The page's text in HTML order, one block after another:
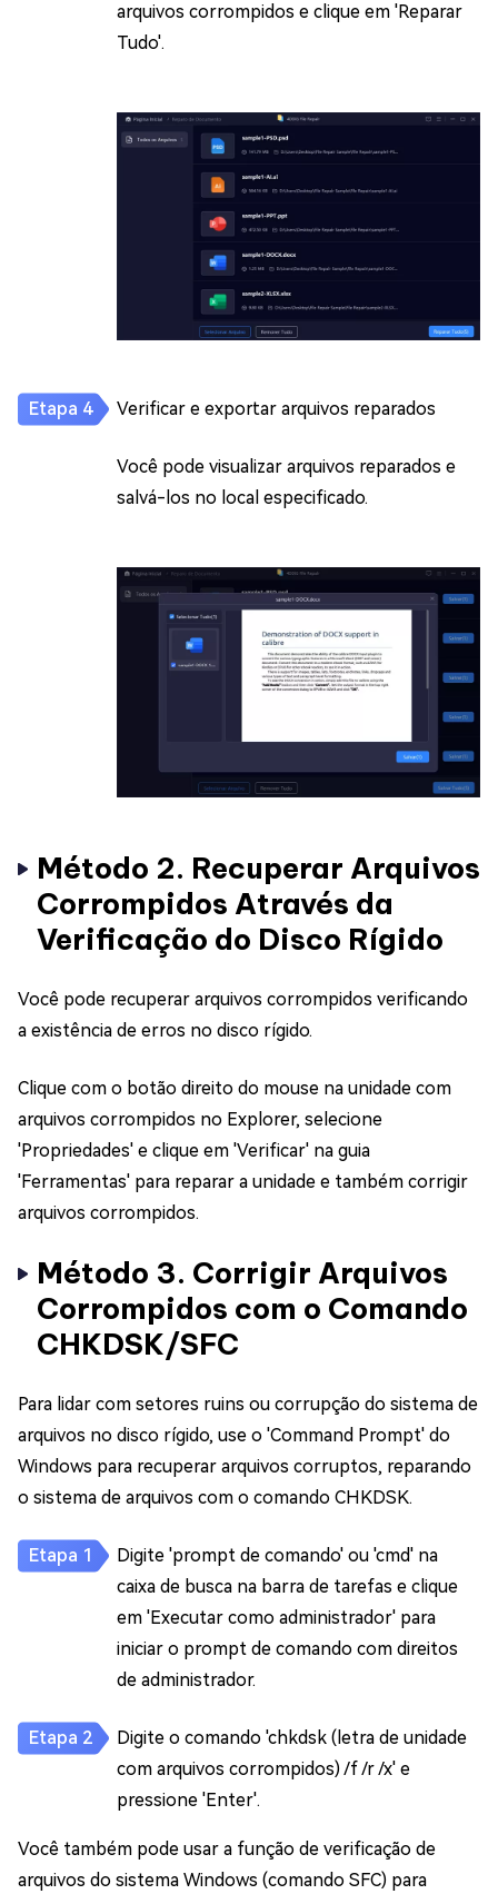
arquivos corrompidos e clique em 'Reparar
Tudo'.
Verificar e exportar arquivos reparados
Você pode visualizar arquivos reparados e
salvá-los no local especificado.
Método 2. Recuperar Arquivos
Corrompidos Através da
Verificação do Disco Rígido
Você pode recuperar arquivos corrompidos verificando
a existência de erros no disco rígido.
Clique com o botão direito do mouse na unidade com
arquivos corrompidos no Explorer, selecione
'Propriedades' e clique em 'Verificar' na guia
'Ferramentas' para reparar a unidade e também corrigir
arquivos corrompidos.
Método 3. Corrigir Arquivos
Corrompidos com o Comando
CHKDSK/SFC
Para lidar com setores ruins ou corrupção do sistema de
arquivos no disco rígido, use o 'Command Prompt' do
Windows para recuperar arquivos corruptos, reparando
o sistema de arquivos com o comando CHKDSK.
Digite 'prompt de comando' ou 'cmd' na
caixa de busca na barra de tarefas e clique
em 'Executar como administrador' para
iniciar o prompt de comando com direitos
de administrador.
Digite o comando 'chkdsk (letra de unidade
com arquivos corrompidos) /f /r /x' e
pressione 'Enter'.
Você também pode usar a função de verificação de
arquivos do sistema Windows (comando SFC) para